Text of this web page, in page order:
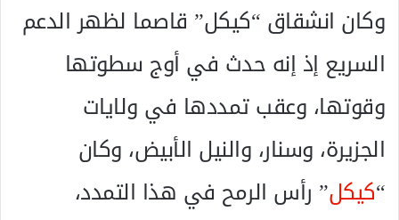
وكان انشقاق “كيكل” قاصما لظهر الدعم
السريع إذ إنه حدث في أوج سطوتها
وقوتها، وعقب تمددها في ولايات
الجزيرة، وسنار، والنيل الأبيض، وكان
“كيكل” رأس الرمح في هذا التمدد،